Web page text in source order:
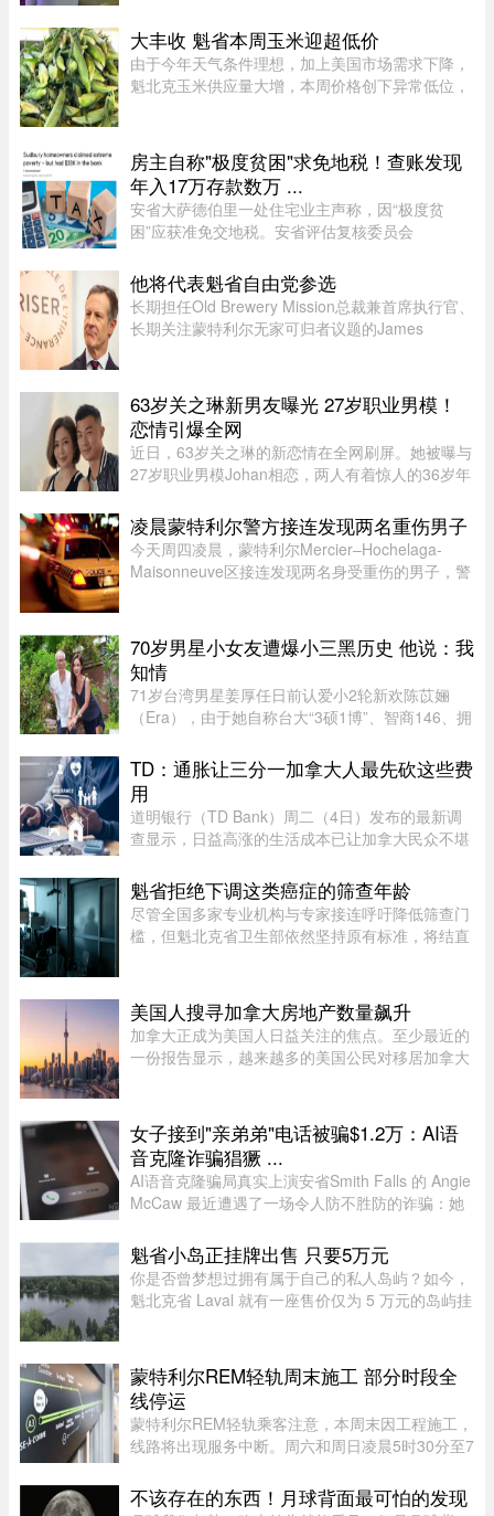
了更惊人的内幕，据称警方其后在她后车箱里发现
的12张假身份证。据《国 ...
大丰收 魁省本周玉米迎超低价
由于今年天气条件理想，加上美国市场需求下降，
魁北克玉米供应量大增，本周价格创下异常低位，
人David Côté表示， ...
房主自称"极度贫困"求免地税！查账发现
年入17万存款数万 ...
安省大萨德伯里一处住宅业主声称，因“极度贫
困”应获准免交地税。安省评估复核委员会
了该业主的申请。调查发现，这户家庭在扣除开支
后，年净收入超过 23,000 元，而且 ...
他将代表魁省自由党参选
长期担任Old Brewery Mission总裁兼首席执行官、
长期关注蒙特利尔无家可归者议题的James
Charles Milliard预计将于今天周四下午 ...
63岁关之琳新男友曝光 27岁职业男模！
恋情引爆全网
近日，63岁关之琳的新恋情在全网刷屏。她被曝与
27岁职业男模Johan相恋，两人有着惊人的36岁年
认，作为当事人的关之琳却始终保持沉默，既不承
认也不否认，这份淡定态度， ...
凌晨蒙特利尔警方接连发现两名重伤男子
今天周四凌晨，蒙特利尔Mercier–Hochelaga-
Maisonneuve区接连发现两名身受重伤的男子，警
因，也不确定是否涉及武器。警方发言人Flor ...
70岁男星小女友遭爆小三黑历史 他说：我
知情
71岁台湾男星姜厚任日前认爱小2轮新欢陈苡㛤
（Era），由于她自称台大“3硕1博”、智商146、拥
灵异能，3岁就认出姜厚任，时隔39年“重逢”，彼
此有七世情缘，离奇的相恋 ...
TD：通胀让三分一加拿大人最先砍这些费
用
道明银行（TD Bank）周二（4日）发布的最新调
查显示，日益高涨的生活成本已让加拿大民众不堪
Global News报道，道明保险（TD Insurance）的
数据指出，33%的加拿大民众为了节 ...
魁省拒绝下调这类癌症的筛查年龄
尽管全国多家专业机构与专家接连呼吁降低筛查门
槛，但魁北克省卫生部依然坚持原有标准，将结直
年轻化趋势。为此，加拿 ...
美国人搜寻加拿大房地产数量飙升
加拿大正成为美国人日益关注的焦点。至少最近的
一份报告显示，越来越多的美国公民对移居加拿大
访问量的研究，发现美国用户对加拿 ...
女子接到"亲弟弟"电话被骗$1.2万：AI语
音克隆诈骗猖獗 ...
AI语音克隆骗局真实上演安省Smith Falls 的 Angie
McCaw 最近遭遇了一场令人防不胜防的诈骗：她
叫出了她弟弟的名字，连声音都几乎一模一
样。"电话那头听起来真的就是我 ...
魁省小岛正挂牌出售 只要5万元
你是否曾梦想过拥有属于自己的私人岛屿？如今，
魁北克省 Laval 就有一座售价仅为 5 万元的岛屿挂
其是在Laval。”这座岛 ...
蒙特利尔REM轻轨周末施工 部分时段全
线停运
蒙特利尔REM轻轨乘客注意，本周末因工程施工，
线路将出现服务中断。周六和周日凌晨5时30分至7
至Bois-Franc路段停运时间将持续至上午10时。
REM将安排接驳巴士连接受影响 ...
不该存在的东西！月球背面最可怕的发现